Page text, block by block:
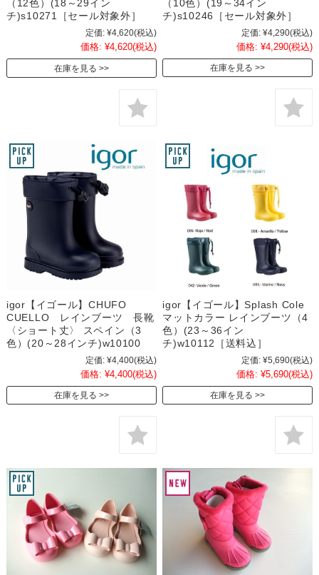
（12色）(18～29イン
チ)s10271［セール対象外］
定価: ¥4,620(税込)
価格: ¥4,620(税込)
在庫を見る
（10色）(19～34イン
チ)s10246［セール対象外］
定価: ¥4,290(税込)
価格: ¥4,290(税込)
在庫を見る
igor【イゴール】CHUFO
CUELLO レインブーツ 長靴
〈ショート丈〉 スペイン（3
色）(20～28インチ)w10100
定価: ¥4,400(税込)
価格: ¥4,400(税込)
在庫を見る
igor【イゴール】Splash Cole
マットカラー レインブーツ（4
色）(23～36イン
チ)w10112［送料込］
定価: ¥5,690(税込)
価格: ¥5,690(税込)
在庫を見る